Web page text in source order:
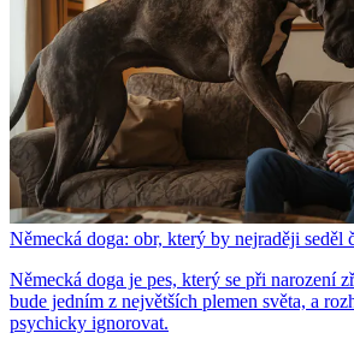
Německá doga: obr, který by nejraději seděl
Německá doga je pes, který se při narození
bude jedním z největších plemen světa, a
psychicky ignorovat.